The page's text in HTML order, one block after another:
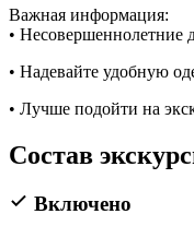
Важная информация:
• Несовершеннолетние
• Надевайте удобную
• Лучше подойти на
Состав
Включено